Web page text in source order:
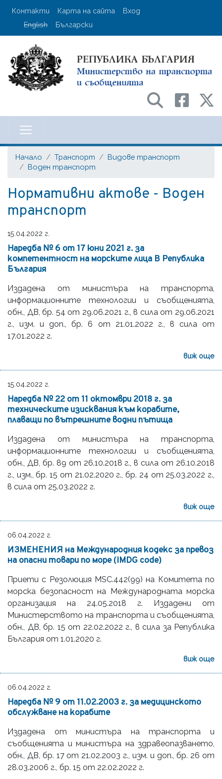
Премини
User account menu
Контакти Карта на сайта
Вход
English
Български
на транспорта
Начало Транспорт
Видове транспорт
Воден транспорт
Нормативни актове - Воден
транспорт
15.04.2022 г.
Наредба № 6 от 17 юни 2021 г. за
компетентност на морските лица В Република
България
Издадена от министъра на транспорта,
информационните технологии и съобщенията,
oбн., ДВ, бр. 54 от 29.06.2021 г., в сила от 29.06.2021
г., изм. и доп., бр. 6 от 21.01.2022 г., в сила от
17.01.2022 г.
виж още
15.04.2022 г.
Наредба № 22 от 11 октомври 2018 г. за
техническите изисквания към корабите,
плаващи по вътрешните водни пътища
Издадена от министъра на транспорта,
информационните технологии и съобщенията,
обн., ДВ, бр. 89 от 26.10.2018 г., в сила от 26.10.2018
г., изм., бр. 15 от 21.02.2020 г., бр. 24 от 25.03.2022 г.,
в сила от 25.03.2022 г.
виж още
06.04.2022 г.
ИЗМЕНЕНИЯ на Международния кодекс за превоз
на опасни товари по море (IMDG code)
Приети с Резолюция MSC.442(99) на Комитета по
морска безопасност на Международната морска
организация на 24.05.2018 г. Издадени от
Министерството на транспорта и съобщенията,
oбн., ДВ, бр. 15 от 22.02.2022 г., в сила за Република
България от 1.01.2020 г.
виж още
06.04.2022 г.
Наредба № 9 от 11.02.2003 г. за медицинското
обслужване на корабите
Издадена от министъра на транспорта и
съобщенията и министъра на здравеопазването,
обн., ДВ, бр. 17 от 21.02.2003 г., изм. и доп., бр. 26 от
28.03.2006 г., бр. 15 от 22.02.2022 г.